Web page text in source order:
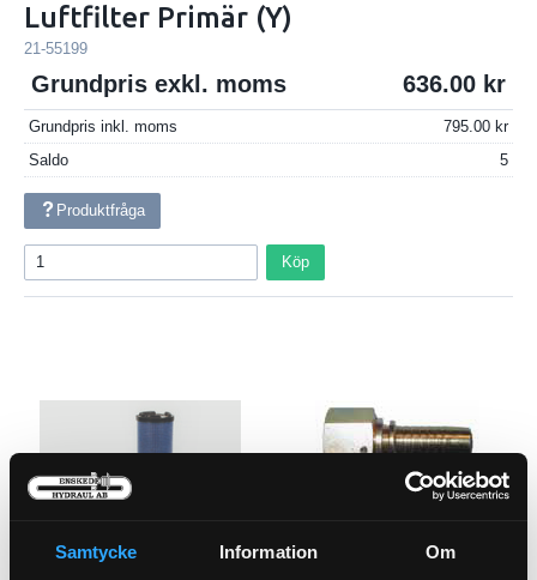
Samtycke Information Om
Luftfilter Primär (Y)
21-55199
Grundpris exkl. moms 636.00
Grundpris inkl. moms
795.00
Saldo
5
Produktfråga
Köp